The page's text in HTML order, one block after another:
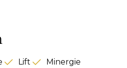
Lift
Minergie